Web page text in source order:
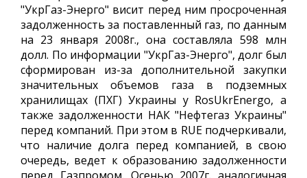
"УкрГаз-Энерго" висит перед ним просроченная
задолженность за поставленный газ, по данным
на 23 января 2008г., она составляла 598 млн
долл. По информации "УкрГаз-Энерго", долг был
сформирован из-за дополнительной закупки
значительных объемов газа в подземных
хранилищах (ПХГ) Украины у RosUkrEnergo, а
также задолженности НАК "Нефтегаз Украины"
перед компаний. При этом в RUE подчеркивали,
что наличие долга перед компанией, в свою
очередь, ведет к образованию задолженности